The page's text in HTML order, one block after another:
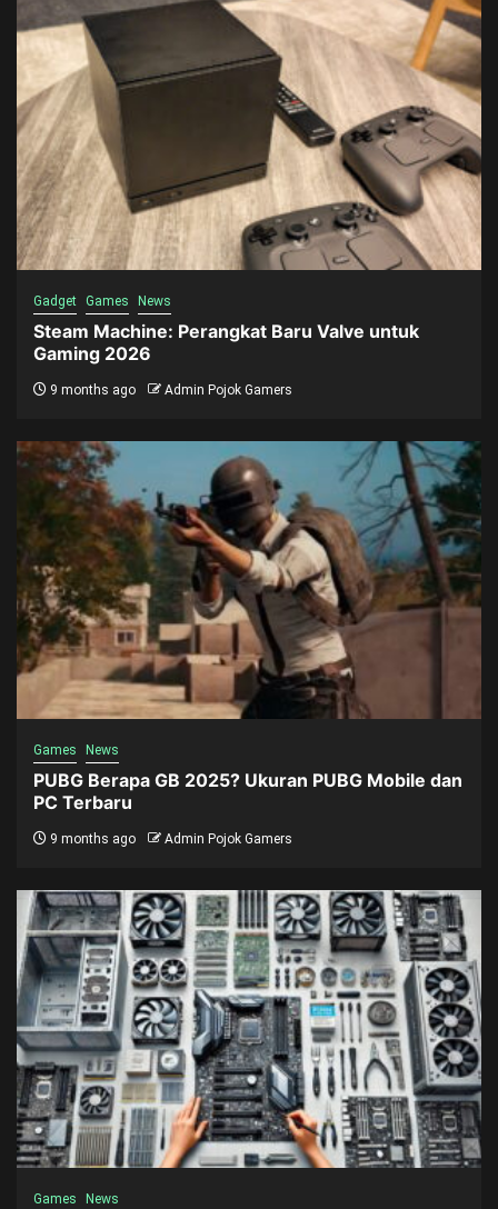
Gadget Games News
Steam Machine: Perangkat Baru Valve untuk
Gaming 2026
9 months ago Admin Pojok Gamers
Games News
PUBG Berapa GB 2025? Ukuran PUBG Mobile dan
PC Terbaru
9 months ago Admin Pojok Gamers
Games News